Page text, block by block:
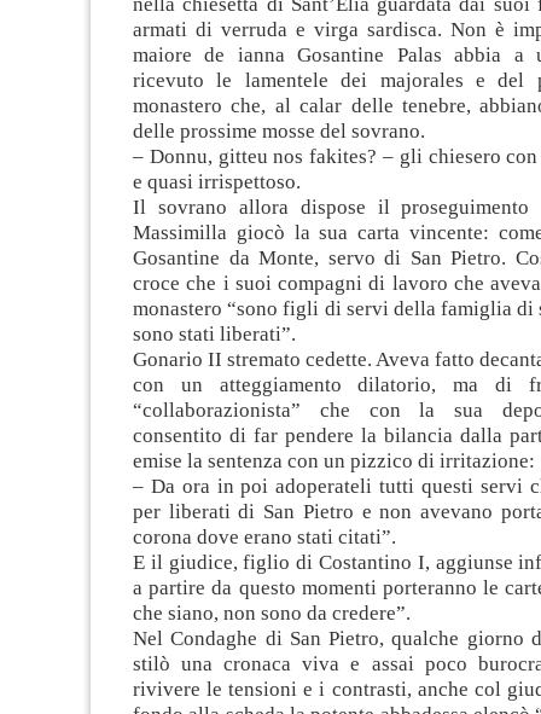
armati di verruda e virga sardisca. Non è
maiore de ianna Gosantine Palas abbia a
ricevuto le lamentele dei majorales e del
monastero che, al calar delle tenebre,
delle prossime mosse del sovrano.
– Donnu, gitteu nos fakites? – gli chiesero
e quasi irrispettoso.
Il sovrano allora dispose il proseguimento
Massimilla giocò la sua carta vincente:
Gosantine da Monte, servo di San Pietro.
croce che i suoi compagni di lavoro che
monastero “sono figli di servi della famiglia di
sono stati liberati”.
Gonario II stremato cedette. Aveva fatto
con un atteggiamento dilatorio, ma di
“collaborazionista” che con la sua
consentito di far pendere la bilancia dalla
emise la sentenza con un pizzico di irritazione:
– Da ora in poi adoperateli tutti questi servi
per liberati di San Pietro e non avevano
corona dove erano stati citati”.
E il giudice, figlio di Costantino I, aggiunse
a partire da questo momenti porteranno le
che siano, non sono da credere”.
Nel Condaghe di San Pietro, qualche giorno
stilò una cronaca viva e assai poco
rivivere le tensioni e i contrasti, anche col